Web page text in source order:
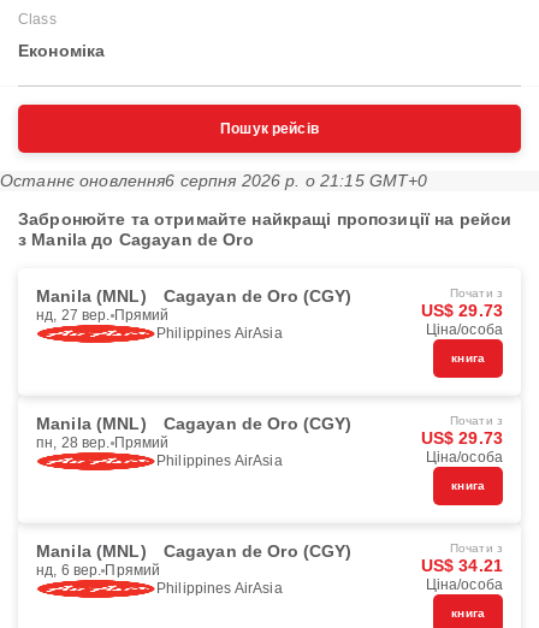
Class
Економіка
Пошук рейсів
Останнє оновлення6 серпня 2026 р. о 21:15 GMT+0
Забронюйте та отримайте найкращі пропозиції на рейси
з Manila до Cagayan de Oro
Manila (MNL) Cagayan de Oro (CGY)
нд, 27 вер. Прямий
Philippines AirAsia
Почати з
US$ 29.73
Ціна/особа
книга
Manila (MNL) Cagayan de Oro (CGY)
пн, 28 вер. Прямий
Philippines AirAsia
Почати з
US$ 29.73
Ціна/особа
книга
Manila (MNL) Cagayan de Oro (CGY)
нд, 6 вер. Прямий
Philippines AirAsia
Почати з
US$ 34.21
Ціна/особа
книга